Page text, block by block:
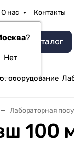
?
О нас Контакты
Каталог
оборудование
Лабораторная
100